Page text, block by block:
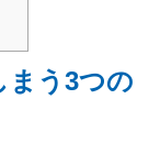
う 3つの